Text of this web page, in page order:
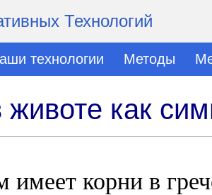
Технологий
технологии Методы
животе как
корни в